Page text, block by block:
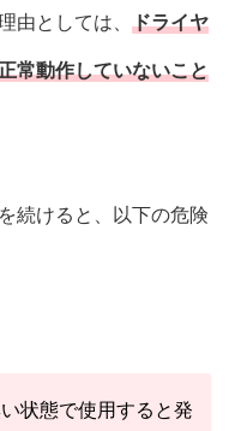
由としては、 ドライヤ
常動作していないこと
続けると、以下の危険
状態で使用すると発